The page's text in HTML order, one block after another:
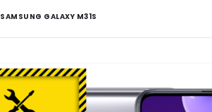
SAMSUNG GALAXY M31S